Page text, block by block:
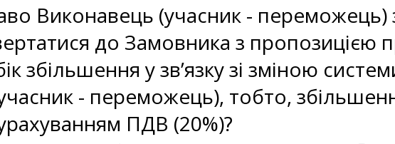
Виконавець (учасник -
до Замовника з пропозицією
збільшення у зв’язку зі зміною
- переможець), тобто,
ПДВ (20%)?